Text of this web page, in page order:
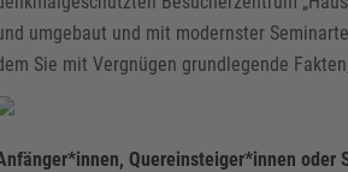
umgebaut und mit modernster
Sie mit Vergnügen grundlegende
Quereinsteiger*innen oder